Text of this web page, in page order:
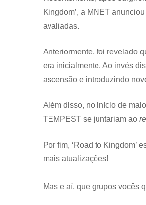
Kingdom’, a MNET
avaliadas.
Anteriormente, foi revelado
era inicialmente. Ao invés
ascensão e introduzindo
Além disso, no início de
TEMPEST se juntariam ao
Por fim, ‘Road to Kingdom’
mais atualizações!
Mas e aí, que grupos vocês